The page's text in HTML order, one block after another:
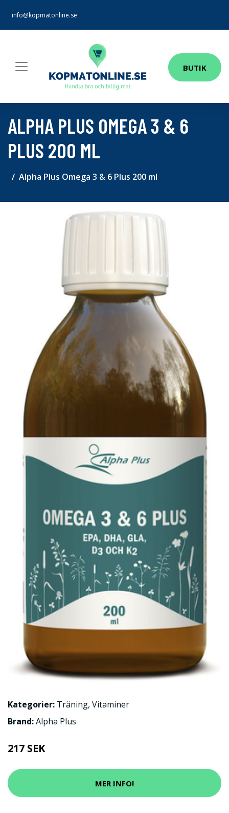
info@kopmatonline.se
BUTIK
ALPHA PLUS OMEGA 3 & 6
PLUS 200 ML
Alpha Plus Omega 3 & 6 Plus 200 ml
Kategorier: Träning, Vitaminer
Brand:Alpha Plus
217 SEK
MER INFO!